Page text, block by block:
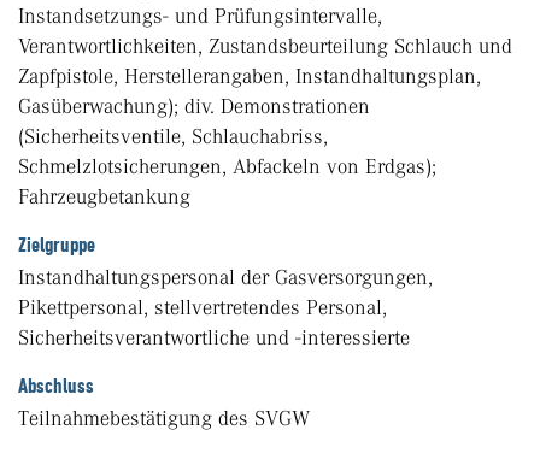
Instandsetzungs- und Prüfungsintervalle,
Verantwortlichkeiten, Zustandsbeurteilung Schlauch und
Zapfpistole, Herstellerangaben, Instandhaltungsplan,
Gasüberwachung); div. Demonstrationen
(Sicherheitsventile, Schlauchabriss,
Schmelzlotsicherungen, Abfackeln von Erdgas);
Fahrzeugbetankung
Zielgruppe
Instandhaltungspersonal der Gasversorgungen,
Pikettpersonal, stellvertretendes Personal,
Sicherheitsverantwortliche und -interessierte
Abschluss
Teilnahmebestätigung des SVGW